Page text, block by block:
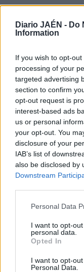
Diario JAÉN - Do
Information
If you wish to opt-
processing of your
targeted advertising
section to confirm
opt-out request is
interest-based ads
us or personal
your opt-out. You
disclosure of your
IAB’s list of
also be disclosed by
Downstream
Personal Data
I want to opt-
personal data.
Opted In
I want to opt-
Personal Data.